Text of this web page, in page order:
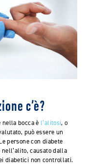
c’è?
nella bocca èl’alitosi, o
può essere un
persone con diabete
causato dalla
diabetici non controllati.